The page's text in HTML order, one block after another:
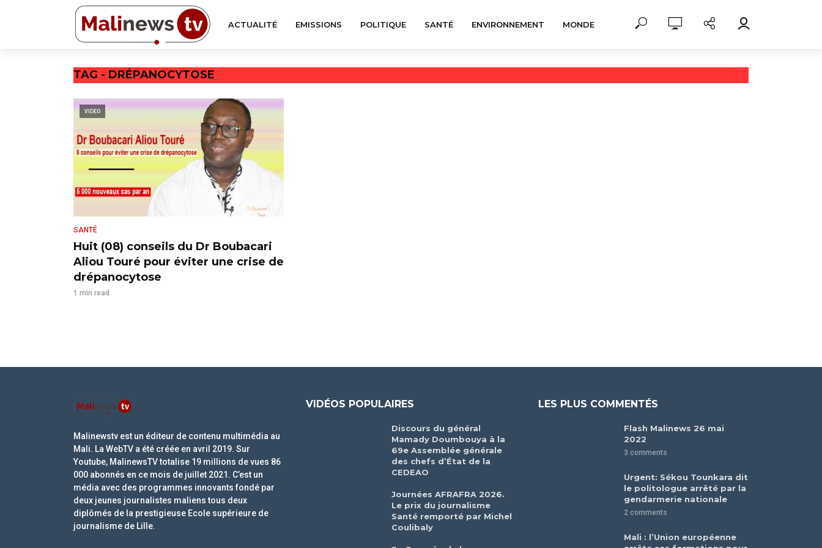
ACTUALITÉ EMISSIONS POLITIQUE SANTÉ ENVIRONNEMENT MONDE
TAG - DRÉPANOCYTOSE
VIDEO
SANTÉ
Huit (08) conseils du Dr Boubacari
Aliou Touré pour éviter une crise de
drépanocytose
1 min read
Malinewstv est un éditeur de contenu multimédia au
Mali. La WebTV a été créée en avril 2019. Sur
Youtube, MalinewsTV totalise 19 millions de vues 86
000 abonnés en ce mois de juillet 2021. C’est un
média avec des programmes innovants fondé par
deux jeunes journalistes maliens tous deux
diplômés de la prestigieuse Ecole supérieure de
journalisme de Lille.
VIDÉOS POPULAIRES
Discours du général
Mamady Doumbouya à la
69e Assemblée générale
des chefs d’État de la
CEDEAO
Journées AFRAFRA 2026.
Le prix du journalisme
Santé remporté par Michel
Coulibaly
LES PLUS COMMENTÉS
Flash Malinews 26 mai
2022
3 comments
Urgent: Sékou Tounkara dit
le politologue arrêté par la
gendarmerie nationale
2 comments
Mali : l’Union européenne